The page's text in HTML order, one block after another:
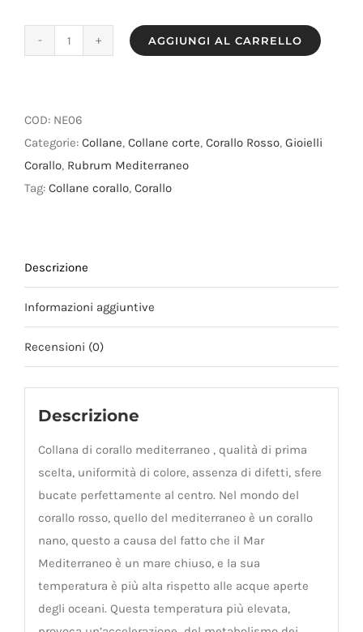
rosso
1a
scelta
mm
AGGIUNGI AL CARRELLO
COD: NE06
Categorie: Collane, Collane corte, Corallo Rosso, Gioielli
Corallo, Rubrum Mediterraneo
Tag: Collane corallo, Corallo
Descrizione
Informazioni aggiuntive
Recensioni (0)
Descrizione
Collana di corallo mediterraneo , qualità di prima
scelta, uniformità di colore, assenza di difetti, sfere
bucate perfettamente al centro. Nel mondo del
corallo rosso, quello del mediterraneo è un corallo
nano, questo a causa del fatto che il Mar
Mediterraneo è un mare chiuso, e la sua
temperatura è più alta rispetto alle acque aperte
degli oceani. Questa temperatura più elevata,